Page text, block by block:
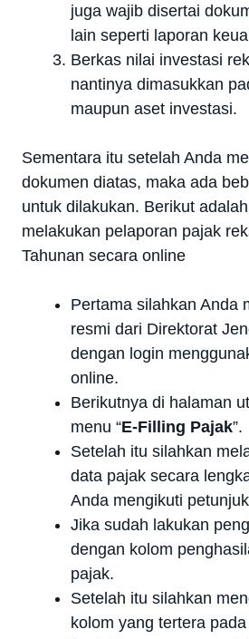
juga wajib disertai
lain seperti laporan
Berkas nilai investasi
nantinya dimasukkan
maupun aset investasi.
Sementara itu setelah Anda
dokumen diatas, maka ada
untuk dilakukan. Berikut
melakukan pelaporan pajak
Tahunan secara online
Pertama silahkan Anda
resmi dari Direktorat
dengan login
online.
Berikutnya di halaman
menu “E-Filling Pajak”.
Setelah itu silahkan
data pajak secara
Anda mengikuti
Jika sudah lakukan
dengan kolom
pajak.
Setelah itu silahkan
kolom yang tertera